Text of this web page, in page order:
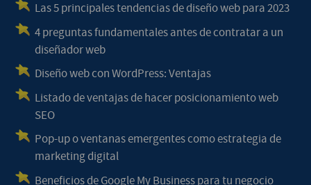
Las 5 principales tendencias de diseño web para 2023
4 preguntas fundamentales antes de contratar a un
diseñador web
Diseño web con WordPress: Ventajas
Listado de ventajas de hacer posicionamiento web
SEO
Pop-up o ventanas emergentes como estrategia de
marketing digital
Beneficios de Google My Business para tu negocio